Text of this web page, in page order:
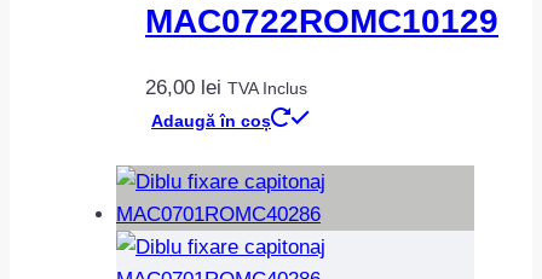
MAC0722ROMC10129
26,00 lei TVA Inclus
Adaugă în coș